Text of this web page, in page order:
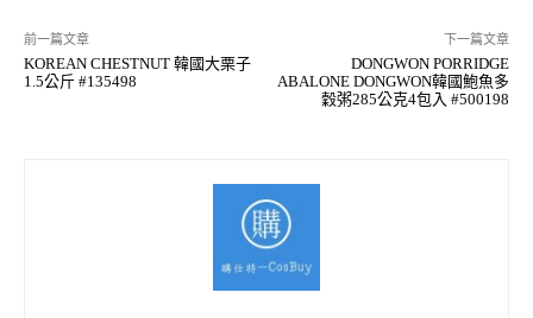
前一篇文章
KOREAN CHESTNUT 韓國大栗子
1.5公斤 #135498
下一篇文章
DONGWON PORRIDGE
ABALONE DONGWON韓國鮑魚多
穀粥285公克4包入 #500198